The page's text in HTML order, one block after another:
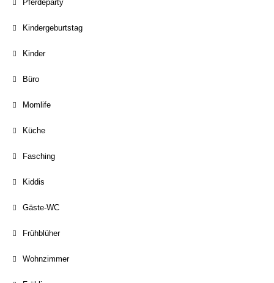
Pferdeparty
Kindergeburtstag
Kinder
Büro
Momlife
Küche
Fasching
Kiddis
Gäste-WC
Frühblüher
Wohnzimmer